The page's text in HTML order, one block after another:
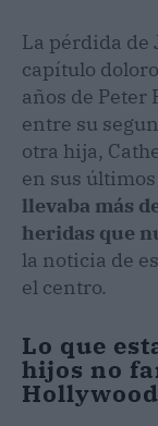
La pérdida de
capítulo
años de Peter
entre su
otra hija,
en sus
llevaba más
heridas que
la noticia de
el centro.
Lo que
hijos no
Hollywood